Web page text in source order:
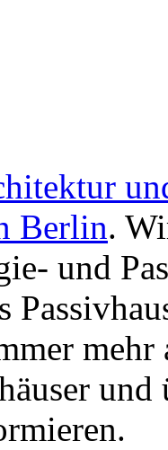
Berlin.
und
und